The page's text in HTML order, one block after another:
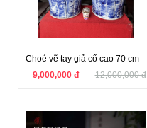
Choé vẽ tay giả cổ cao 70 cm
9,000,000 đ
12,000,000 đ